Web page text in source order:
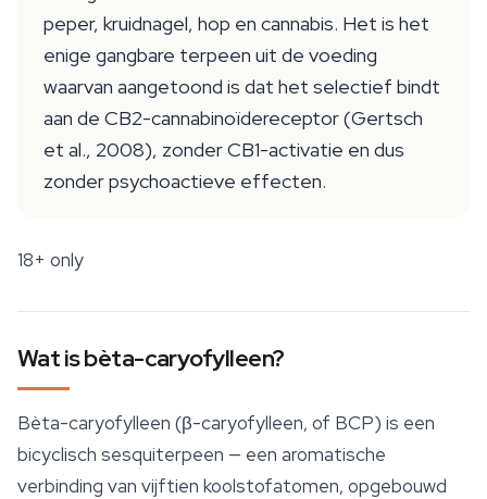
peper, kruidnagel, hop en cannabis. Het is het
enige gangbare terpeen uit de voeding
waarvan aangetoond is dat het selectief bindt
aan de CB2-cannabinoïdereceptor (Gertsch
et al., 2008), zonder CB1-activatie en dus
zonder psychoactieve effecten.
18+ only
Wat is bèta-caryofylleen?
Bèta-caryofylleen (β-caryofylleen, of BCP) is een
bicyclisch sesquiterpeen — een aromatische
verbinding van vijftien koolstofatomen, opgebouwd